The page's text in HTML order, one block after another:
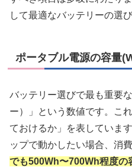
して最適なバッテリーの選
ポータブル電源の容量
バッテリー選びで最も重要
ー）」という数値です。こ
ておけるか」を表していま
ップで動かしたい場合、消
でも500Wh〜700Wh程度の